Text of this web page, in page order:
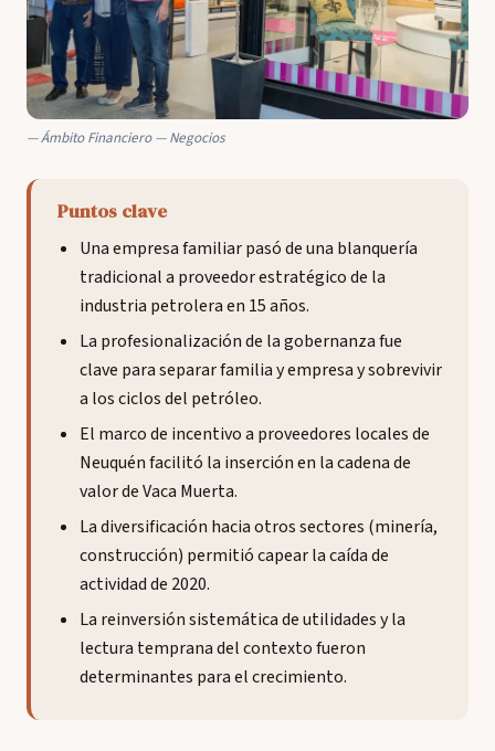
Ámbito Financiero — Negocios
Puntos clave
Una empresa familiar pasó de una blanquería
tradicional a proveedor estratégico de la
industria petrolera en 15 años.
La profesionalización de la gobernanza fue
clave para separar familia y empresa y sobrevivir
a los ciclos del petróleo.
El marco de incentivo a proveedores locales de
Neuquén facilitó la inserción en la cadena de
valor de Vaca Muerta.
La diversificación hacia otros sectores (minería,
construcción) permitió capear la caída de
actividad de 2020.
La reinversión sistemática de utilidades y la
lectura temprana del contexto fueron
determinantes para el crecimiento.